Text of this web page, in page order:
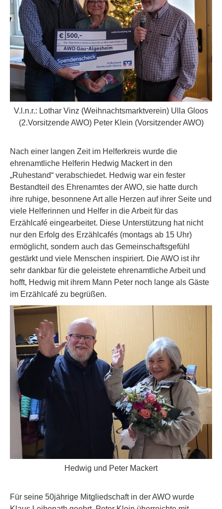
V.l.n.r.: Lothar Vinz (Weihnachtsmarktverein) Ulla Gloos
(2.Vorsitzende AWO) Peter Klein (Vorsitzender AWO)
Nach einer langen Zeit im Helferkreis wurde die
ehrenamtliche Helferin Hedwig Mackert in den
„Ruhestand“ verabschiedet. Hedwig war ein fester
Bestandteil des Ehrenamtes der AWO, sie hatte durch
ihre ruhige, besonnene Art alle Herzen auf ihrer Seite und
viele Helferinnen und Helfer in die Arbeit für das
Erzählcafé eingearbeitet. Diese Unterstützung hat nicht
nur den Erfolg des Erzählcafés (montags ab 15 Uhr)
ermöglicht, sondern auch das Gemeinschaftsgefühl
gestärkt und viele Menschen inspiriert. Die AWO ist ihr
sehr dankbar für die geleistete ehrenamtliche Arbeit und
hofft, Hedwig mit ihrem Mann Peter noch lange als Gäste
im Erzählcafé zu begrüßen.
Hedwig und Peter Mackert
Für seine 50jährige Mitgliedschaft in der AWO wurde